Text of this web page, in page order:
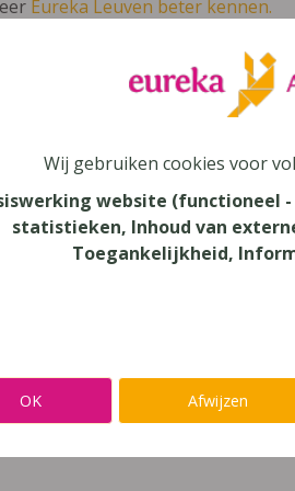
Eureka Leuven beter kennen.
in je talent'
en lees meer
en economische
Wij gebruiken cookies voor
website (functioneel
statistieken, Inhoud van
Toegankelijkheid,
OK Afwijzen